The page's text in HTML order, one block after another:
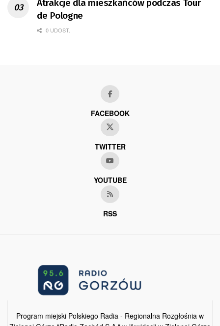
Atrakcje dla mieszkańców podczas Tour
de Pologne
0 UDOST.
FACEBOOK
TWITTER
YOUTUBE
RSS
Program miejski Polskiego Radia - Regionalna Rozgłośnia w